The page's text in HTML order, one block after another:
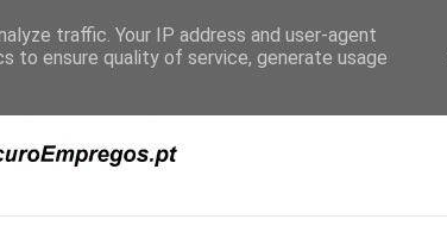
traffic. Your IP address and user-agent
to ensure quality of service, generate usage